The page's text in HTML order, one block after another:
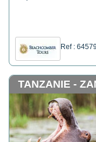
Ref :
TANZANIE -